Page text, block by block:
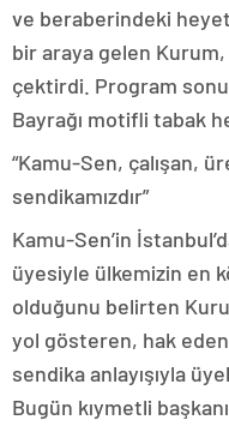
ve beraberindeki
bir araya gelen
çektirdi. Program
Bayrağı motifli tabak
“Kamu-Sen, çalışan,
sendikamızdır”
Kamu-Sen’in
üyesiyle ülkemizin en
olduğunu belirten
yol gösteren, hak
sendika anlayışıyla
Bugün kıymetli